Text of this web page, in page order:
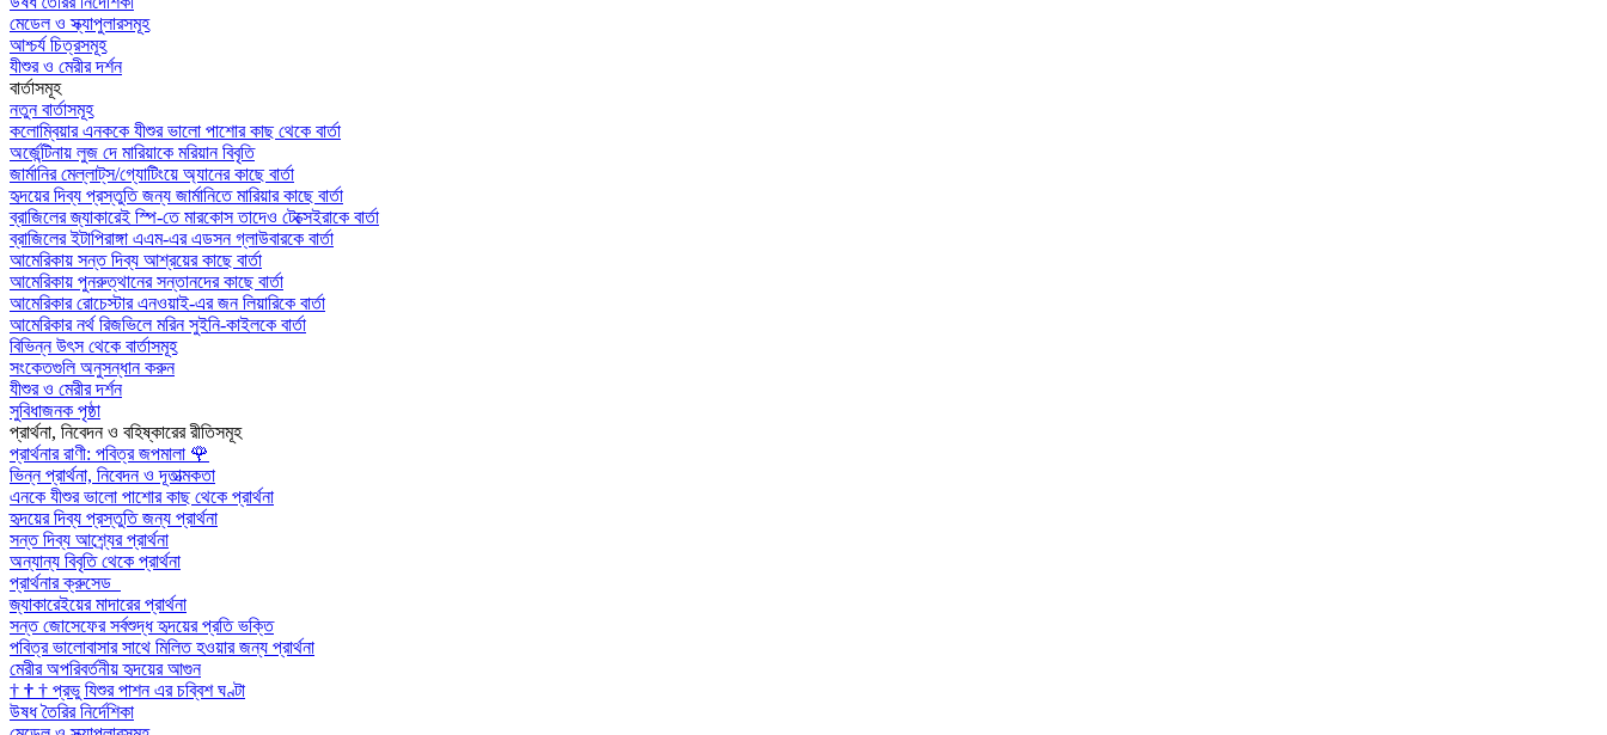
মেডেল ও স্ক্যাপুলারসমূহ
আশ্চর্য চিত্রসমূহ
যীশুর ও মেরীর দর্শন
বার্তাসমূহ
নতুন বার্তাসমূহ
কলোম্বিয়ার এনককে যীশুর ভালো পাশোর কাছ থেকে বার্তা
অর্জেন্টিনায় লুজ দে মারিয়াকে মরিয়ান বিবৃতি
জার্মানির মেল্লাট্‌স/গ্যোটিংয়ে অ্যানের কাছে বার্তা
হৃদয়ের দিব্য প্রস্তুতি জন্য জার্মানিতে মারিয়ার কাছে বার্তা
ব্রাজিলের জ্যাকারেই স্পি-তে মারকোস তাদেও টেক্সেইরাকে বার্তা
ব্রাজিলের ইটাপিরাঙ্গা এএম-এর এডসন গ্লাউবারকে বার্তা
আমেরিকায় সন্ত দিব্য আশ্রয়ের কাছে বার্তা
আমেরিকায় পুনরুত্থানের সন্তানদের কাছে বার্তা
আমেরিকার রোচেস্টার এনওয়াই-এর জন লিয়ারিকে বার্তা
আমেরিকার নর্থ রিজভিলে মরিন সুইনি-কাইলকে বার্তা
বিভিন্ন উৎস থেকে বার্তাসমূহ
সংকেতগুলি অনুসন্ধান করুন
যীশুর ও মেরীর দর্শন
সুবিধাজনক পৃষ্ঠা
প্রার্থনা, নিবেদন ও বহিষ্কারের রীতিসমূহ
প্রার্থনার রাণী: পবিত্র জপমালা 🌹
ভিন্ন প্রার্থনা, নিবেদন ও দূতাত্মকতা
এনকে যীশুর ভালো পাশোর কাছ থেকে প্রার্থনা
হৃদয়ের দিব্য প্রস্তুতি জন্য প্রার্থনা
সন্ত দিব্য আশ্র্যের প্রার্থনা
অন্যান্য বিবৃতি থেকে প্রার্থনা
প্রার্থনার ক্রুসেড
জ্যাকারেইয়ের মাদারের প্রার্থনা
সন্ত জোসেফের সর্বশুদ্ধ হৃদয়ের প্রতি ভক্তি
পবিত্র ভালোবাসার সাথে মিলিত হওয়ার জন্য প্রার্থনা
মেরীর অপরিবর্তনীয় হৃদয়ের আগুন
† † † প্রভু যিশুর পাশন এর চব্বিশ ঘণ্টা
উষধ তৈরির নির্দেশিকা